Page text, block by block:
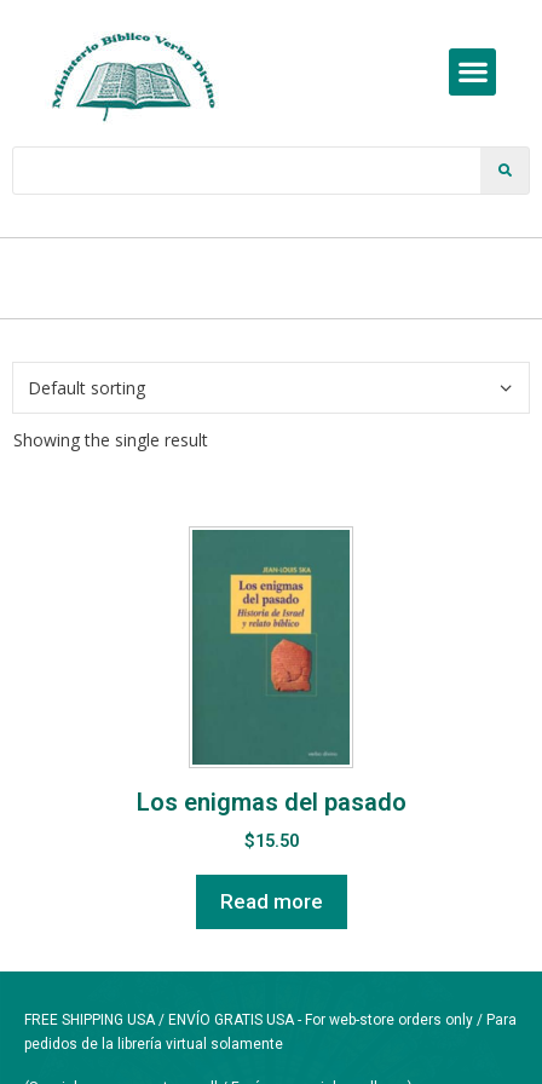
Showing the single result
Los enigmas del pasado
$15.50
Read more
FREE SHIPPING USA / ENVÍO GRATIS USA - For web-store orders only / Para
pedidos de la librería virtual solamente